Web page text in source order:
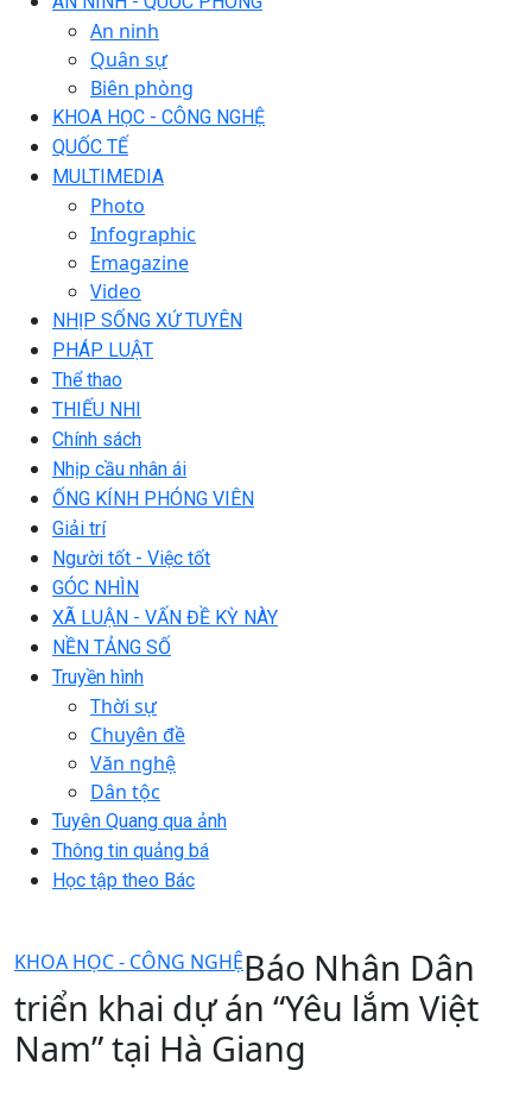
An ninh
Quân sự
Biên phòng
KHOA HỌC - CÔNG NGHỆ
QUỐC TẾ
MULTIMEDIA
Photo
Infographic
Emagazine
Video
NHỊP SỐNG XỨ TUYÊN
PHÁP LUẬT
Thể thao
THIẾU NHI
Chính sách
Nhịp cầu nhân ái
ỐNG KÍNH PHÓNG VIÊN
Giải trí
Người tốt - Việc tốt
GÓC NHÌN
XÃ LUẬN - VẤN ĐỀ KỲ NÀY
NỀN TẢNG SỐ
Truyền hình
Thời sự
Chuyên đề
Văn nghệ
Dân tộc
Tuyên Quang qua ảnh
Thông tin quảng bá
Học tập theo Bác
KHOA HỌC - CÔNG NGHỆBáo Nhân Dân
triển khai dự án “Yêu lắm Việt
Nam” tại Hà Giang